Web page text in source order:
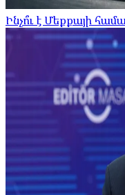
Ինչո՞ւ է Մեքքայի